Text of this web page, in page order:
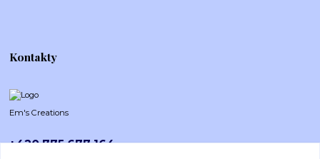
Kontakty
Em's Creations
+420 775 677 164